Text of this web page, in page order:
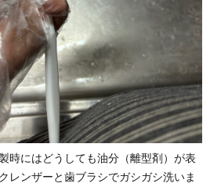
時にはどうしても油分（離型剤）が表
レンザーと歯ブラシでガシガシ洗いま